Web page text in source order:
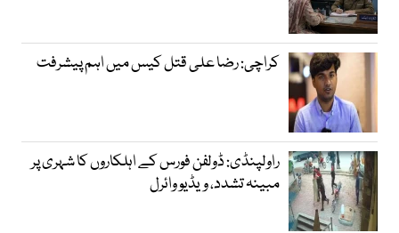
کراچی: رضا علی قتل کیس میں اہم پیشرفت
راولپنڈی: ڈولفن فورس کے اہلکاروں کا شہری پر
مبینہ تشدد، ویڈیو وائرل